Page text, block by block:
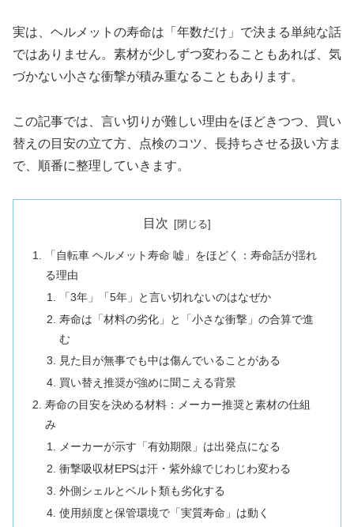
実は、ヘルメットの寿命は「年数だけ」で決まる単純な話
ではありません。素材が少しずつ変わることもあれば、気
づかない小さな衝撃が積み重なることもあります。
この記事では、言い切りが難しい理由をほどきつつ、買い
替えの目安の立て方、点検のコツ、長持ちさせる扱い方ま
で、順番に整理していきます。
目次
「自転車 ヘルメット寿命 嘘」をほどく：寿命話が揺れ
る理由
「3年」「5年」と言い切れないのはなぜか
寿命は「材料の劣化」と「小さな衝撃」の合算で進
む
見た目が無事でも中は傷んでいることがある
買い替え推奨が強めに聞こえる背景
寿命の目安を決める材料：メーカー推奨と素材の仕組
み
メーカーが示す「有効期限」は出発点になる
衝撃吸収材EPSは汗・紫外線でじわじわ変わる
外側シェルとベルト類も劣化する
使用頻度と保管環境で「実質寿命」は動く